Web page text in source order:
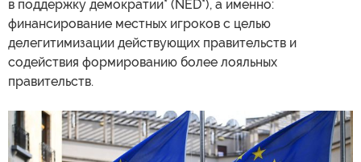
в поддержку демократии* (NED*), а именно:
финансирование местных игроков с целью
делегитимизации действующих правительств и
содействия формированию более лояльных
правительств.